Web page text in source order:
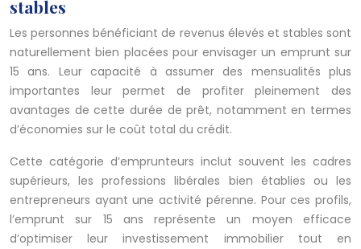
stables
Les personnes bénéficiant de revenus élevés et stables sont
naturellement bien placées pour envisager un emprunt sur
15 ans. Leur capacité à assumer des mensualités plus
importantes leur permet de profiter pleinement des
avantages de cette durée de prêt, notamment en termes
d’économies sur le coût total du crédit.
Cette catégorie d’emprunteurs inclut souvent les cadres
supérieurs, les professions libérales bien établies ou les
entrepreneurs ayant une activité pérenne. Pour ces profils,
l’emprunt sur 15 ans représente un moyen efficace
d’optimiser leur investissement immobilier tout en